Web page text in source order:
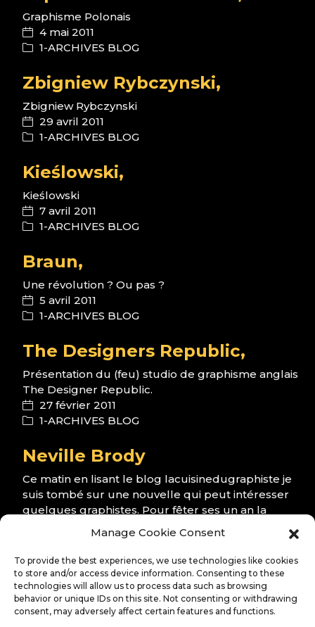
Manage Cookie Consent
To provide the best experiences, we use technologies like cookies
to store and/or access device information. Consenting to these
technologies will allow us to process data such as browsing
behavior or unique IDs on this site. Not consenting or withdrawing
consent, may adversely affect certain features and functions.
Graphisme Polonais
4 mai 2011
1-ARCHIVES BLOG
Zbigniew Rybczynski,
Zbigniew Rybczynski
29 avril 2011
1-ARCHIVES BLOG
Kieślowski,
Kieślowski
7 avril 2011
1-ARCHIVES BLOG
Braun,
Une révolution ? Ou pas ?
5 avril 2011
1-ARCHIVES BLOG
The Designers Republic,
Présentation du (feu) studio de graphisme anglais
The Designer Republic.
27 février 2011
1-ARCHIVES BLOG
Neville Brody
Ce matin en lisant le blog lacuisinedugraphiste je
suis tombé sur une nouvelle qui peut intéresser
quelques graphistes. Pour fêter ses un an la
26 février 2011
1-ARCHIVES BLOG
Instagram